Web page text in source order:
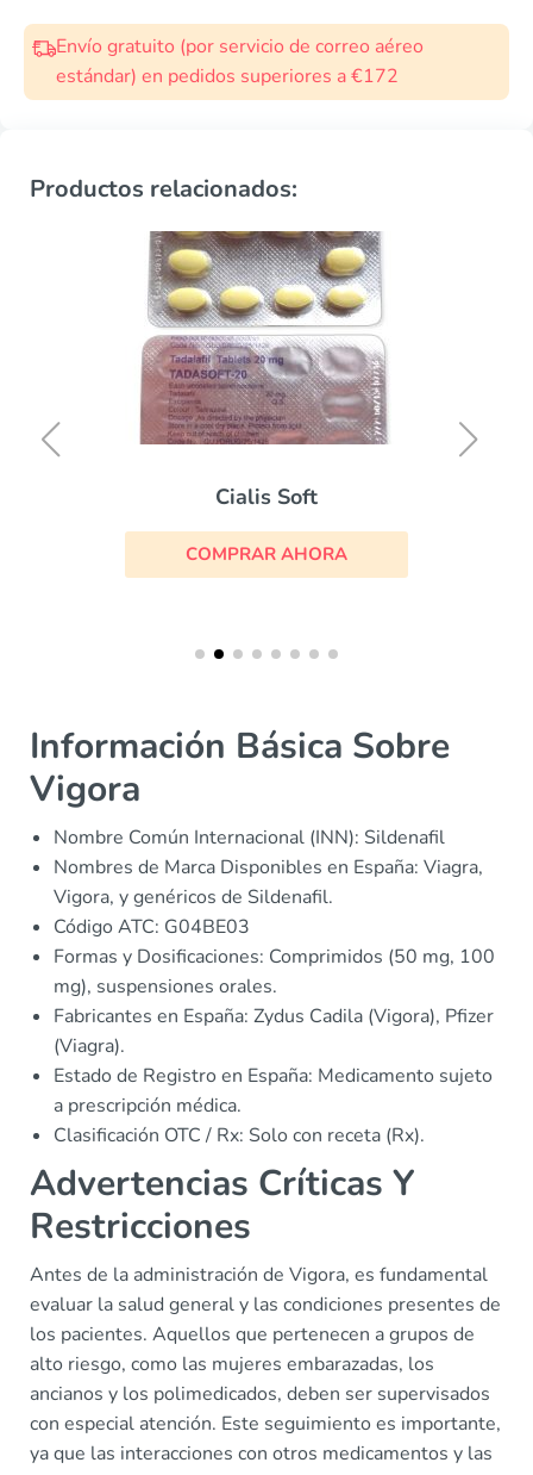
Envío gratuito (por servicio de correo aéreo
estándar) en pedidos superiores a €172
Productos relacionados:
Cialis Soft
COMPRAR AHORA
Información Básica Sobre
Vigora
Nombre Común Internacional (INN): Sildenafil
Nombres de Marca Disponibles en España: Viagra,
Vigora, y genéricos de Sildenafil.
Código ATC: G04BE03
Formas y Dosificaciones: Comprimidos (50 mg, 100
mg), suspensiones orales.
Fabricantes en España: Zydus Cadila (Vigora), Pfizer
(Viagra).
Estado de Registro en España: Medicamento sujeto
a prescripción médica.
Clasificación OTC / Rx: Solo con receta (Rx).
Advertencias Críticas Y
Restricciones
Antes de la administración de Vigora, es fundamental
evaluar la salud general y las condiciones presentes de
los pacientes. Aquellos que pertenecen a grupos de
alto riesgo, como las mujeres embarazadas, los
ancianos y los polimedicados, deben ser supervisados
con especial atención. Este seguimiento es importante,
ya que las interacciones con otros medicamentos y las